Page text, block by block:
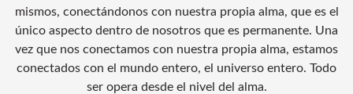
mismos, conectándonos con nuestra propia alma, que es el
único aspecto dentro de nosotros que es permanente. Una
vez que nos conectamos con nuestra propia alma, estamos
conectados con el mundo entero, el universo entero. Todo
ser opera desde el nivel del alma.